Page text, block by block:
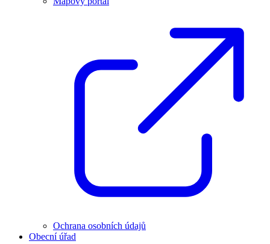
Ochrana osobních údajů
Obecní úřad